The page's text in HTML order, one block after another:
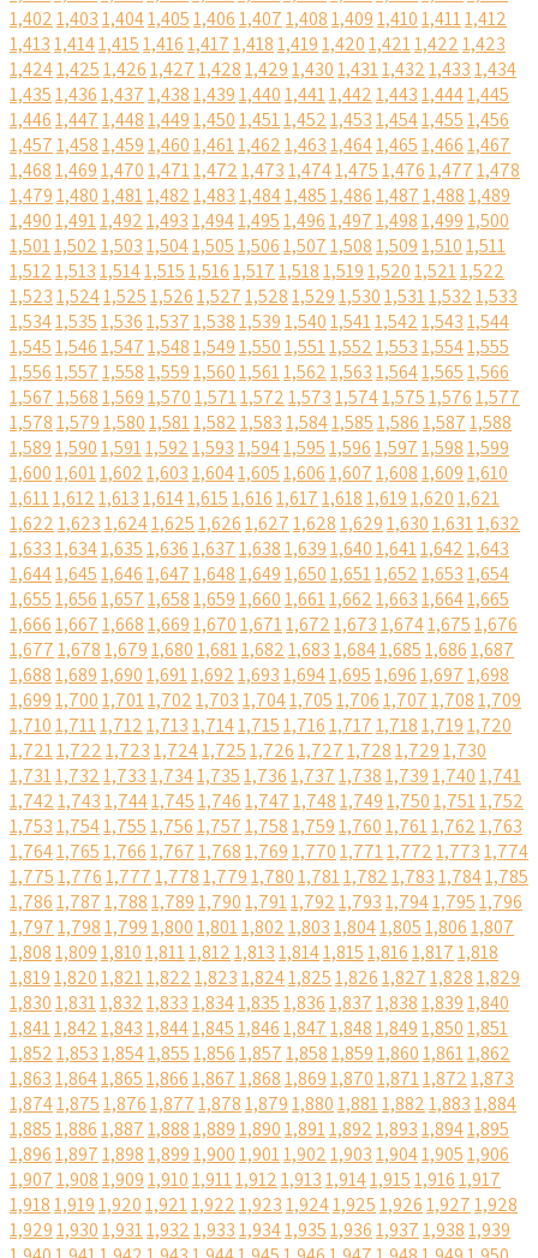
1,4021,4031,4041,4051,4061,4071,4081,4091,4101,4111,412
1,4131,4141,4151,4161,4171,4181,4191,4201,4211,4221,423
1,4241,4251,4261,4271,4281,4291,4301,4311,4321,4331,434
1,4351,4361,4371,4381,4391,4401,4411,4421,4431,4441,445
1,4461,4471,4481,4491,4501,4511,4521,4531,4541,4551,456
1,4571,4581,4591,4601,4611,4621,4631,4641,4651,4661,467
1,4681,4691,4701,4711,4721,4731,4741,4751,4761,4771,478
1,4791,4801,4811,4821,4831,4841,4851,4861,4871,4881,489
1,4901,4911,4921,4931,4941,4951,4961,4971,4981,4991,500
1,5011,5021,5031,5041,5051,5061,5071,5081,5091,5101,511
1,5121,5131,5141,5151,5161,5171,5181,5191,5201,5211,522
1,5231,5241,5251,5261,5271,5281,5291,5301,5311,5321,533
1,5341,5351,5361,5371,5381,5391,5401,5411,5421,5431,544
1,5451,5461,5471,5481,5491,5501,5511,5521,5531,5541,555
1,5561,5571,5581,5591,5601,5611,5621,5631,5641,5651,566
1,5671,5681,5691,5701,5711,5721,5731,5741,5751,5761,577
1,5781,5791,5801,5811,5821,5831,5841,5851,5861,5871,588
1,5891,5901,5911,5921,5931,5941,5951,5961,5971,5981,599
1,6001,6011,6021,6031,6041,6051,6061,6071,6081,6091,610
1,6111,6121,6131,6141,6151,6161,6171,6181,6191,6201,621
1,6221,6231,6241,6251,6261,6271,6281,6291,6301,6311,632
1,6331,6341,6351,6361,6371,6381,6391,6401,6411,6421,643
1,6441,6451,6461,6471,6481,6491,6501,6511,6521,6531,654
1,6551,6561,6571,6581,6591,6601,6611,6621,6631,6641,665
1,6661,6671,6681,6691,6701,6711,6721,6731,6741,6751,676
1,6771,6781,6791,6801,6811,6821,6831,6841,6851,6861,687
1,6881,6891,6901,6911,6921,6931,6941,6951,6961,6971,698
1,6991,7001,7011,7021,7031,7041,7051,7061,7071,7081,709
1,7101,7111,7121,7131,7141,7151,7161,7171,7181,7191,720
1,7211,7221,7231,7241,7251,7261,7271,7281,7291,730
1,7311,7321,7331,7341,7351,7361,7371,7381,7391,7401,741
1,7421,7431,7441,7451,7461,7471,7481,7491,7501,7511,752
1,7531,7541,7551,7561,7571,7581,7591,7601,7611,7621,763
1,7641,7651,7661,7671,7681,7691,7701,7711,7721,7731,774
1,7751,7761,7771,7781,7791,7801,7811,7821,7831,7841,785
1,7861,7871,7881,7891,7901,7911,7921,7931,7941,7951,796
1,7971,7981,7991,8001,8011,8021,8031,8041,8051,8061,807
1,8081,8091,8101,8111,8121,8131,8141,8151,8161,8171,818
1,8191,8201,8211,8221,8231,8241,8251,8261,8271,8281,829
1,8301,8311,8321,8331,8341,8351,8361,8371,8381,8391,840
1,8411,8421,8431,8441,8451,8461,8471,8481,8491,8501,851
1,8521,8531,8541,8551,8561,8571,8581,8591,8601,8611,862
1,8631,8641,8651,8661,8671,8681,8691,8701,8711,8721,873
1,8741,8751,8761,8771,8781,8791,8801,8811,8821,8831,884
1,8851,8861,8871,8881,8891,8901,8911,8921,8931,8941,895
1,8961,8971,8981,8991,9001,9011,9021,9031,9041,9051,906
1,9071,9081,9091,9101,9111,9121,9131,9141,9151,9161,917
1,9181,9191,9201,9211,9221,9231,9241,9251,9261,9271,928
1,9291,9301,9311,9321,9331,9341,9351,9361,9371,9381,939